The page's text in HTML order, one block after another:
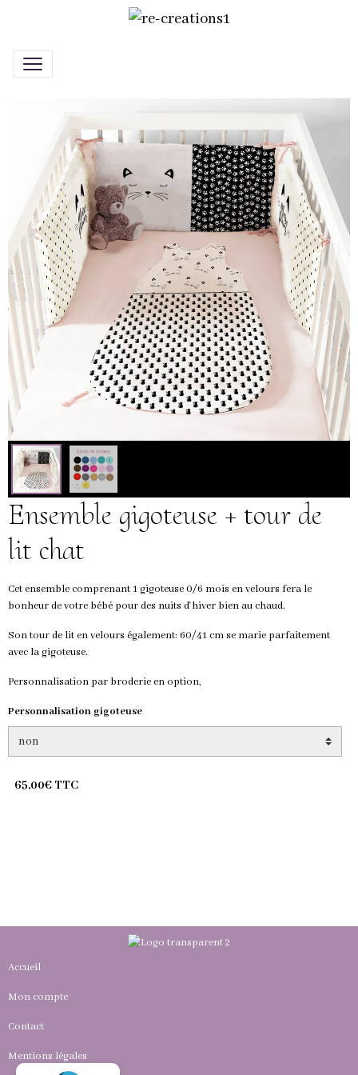
Ensemble gigoteuse + tour de
lit chat
Cet ensemble comprenant 1 gigoteuse 0/6 mois en velours fera le
bonheur de votre bébé pour des nuits d'hiver bien au chaud.
Son tour de lit en velours également: 60/41 cm se marie parfaitement
avec la gigoteuse.
Personnalisation par broderie en option,
Personnalisation gigoteuse
65,00€ TTC
Accueil
Mon compte
Contact
Mentions légales